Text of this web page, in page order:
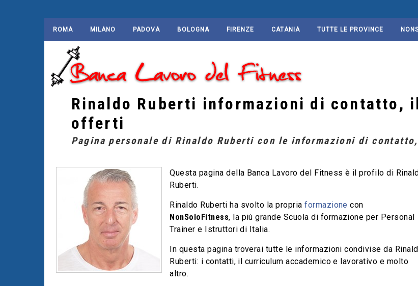
Rinaldo Ruberti informazioni di contatto,
offerti
Pagina personale di Rinaldo Ruberti con le informazioni di
Questa pagina della Banca Lavoro del Fitness è il profilo di
Ruberti.
Rinaldo Ruberti ha svolto la propriaformazione con
NonSoloFitness, la più grande Scuola di formazione per Personal
Trainer e Istruttori di Italia.
In questa pagina troverai tutte le informazioni condivise da
Ruberti: i contatti, il curriculum accademico e lavorativo e molto
altro.
ROMA MILANO PADOVA BOLOGNA FIRENZE CATANIA TUTTE LE PROVINCE